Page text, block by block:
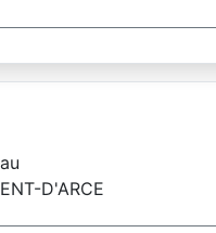
D'ARCE